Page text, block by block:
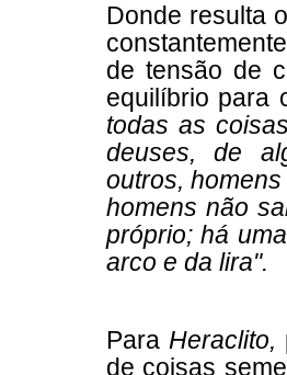
Donde resulta
de tensão de
equilíbrio para
todas as
deuses, de
outros,
homens não
próprio; há
arco e da lira".
Para Heraclito,
de coisas